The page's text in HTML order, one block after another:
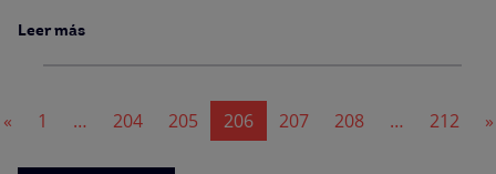
Leer más
Navegación
« 1 … 204 205 206 207 208 … 212 »